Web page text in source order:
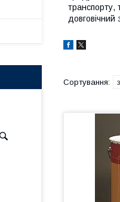
транспорту,